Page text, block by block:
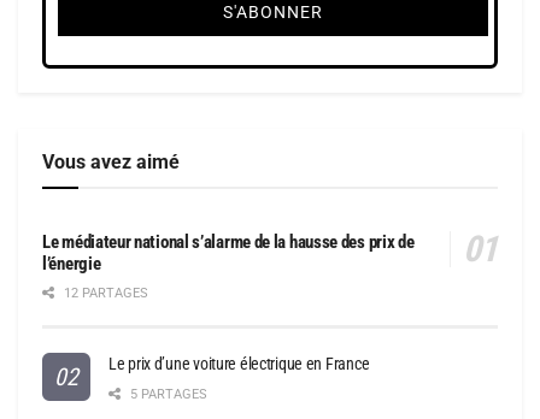
Vous avez aimé
Le médiateur national s’alarme de la hausse des prix de
l’énergie
12 PARTAGES
Le prix d’une voiture électrique en France
5 PARTAGES